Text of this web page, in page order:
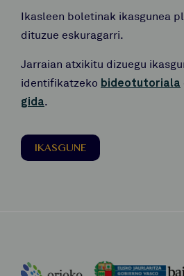
Ikasleen boletinak ikasgunea
dituzue eskuragarri.
Jarraian atxikitu dizuegu
identifikatzeko bideotutoriala
gida.
IKASGUNE